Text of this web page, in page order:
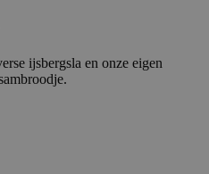
ijsbergsla en onze eigen